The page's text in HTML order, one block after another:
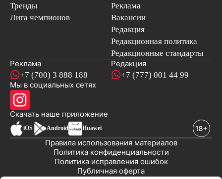
Тренды
Лига чемпионов
Реклама
Вакансии
Редакция
Редакционная политика
Редакционные стандарты
Реклама
+7 (700) 3 888 188
Редакция
+7 (777) 001 44 99
Мы в социальных сетях
Скачать наше приложениеновостей
iOS Android Huawei
Публичная оферта
Политика исправления ошибок
Политика конфиденциальности
Правила использования материалов